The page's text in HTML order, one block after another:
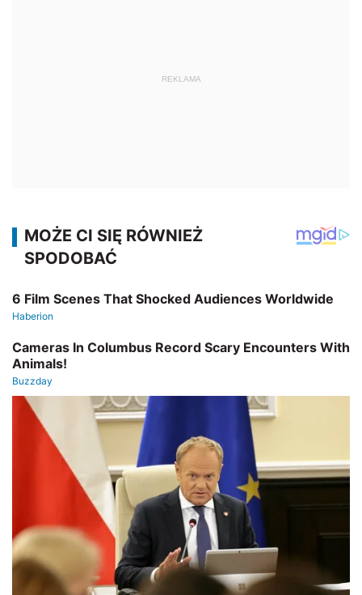
REKLAMA